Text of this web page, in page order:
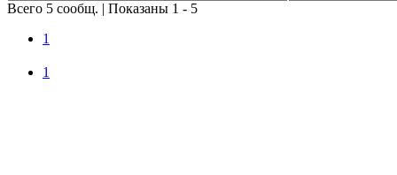
Всего 5 сообщ. | Показаны 1 - 5
1
1